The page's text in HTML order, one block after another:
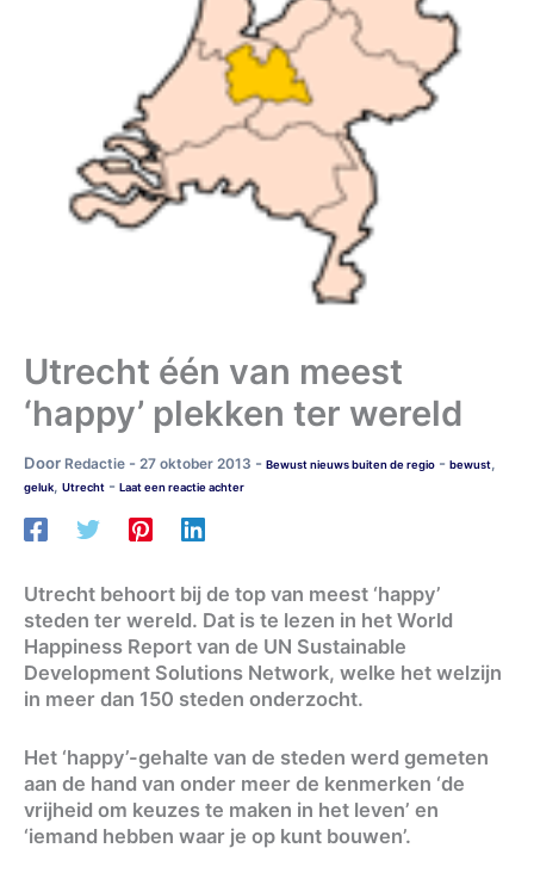
Utrecht één van meest
‘happy’ plekken ter wereld
Door Redactie - 27 oktober 2013 - Bewust nieuws buiten de regio - bewust,
geluk, Utrecht - Laat een reactie achter
Utrecht behoort bij de top van meest ‘happy’
steden ter wereld. Dat is te lezen in het World
Happiness Report van de UN Sustainable
Development Solutions Network, welke het welzijn
in meer dan 150 steden onderzocht.
Het ‘happy’-gehalte van de steden werd gemeten
aan de hand van onder meer de kenmerken ‘de
vrijheid om keuzes te maken in het leven’ en
‘iemand hebben waar je op kunt bouwen’.